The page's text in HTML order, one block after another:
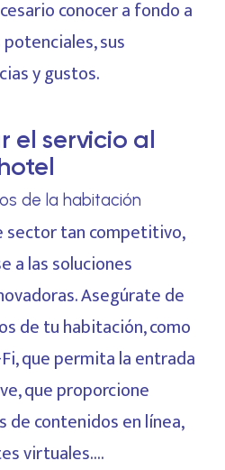
conocer a fondo a
sus
y gustos.
el servicio al
de la habitación
sector tan competitivo,
a las soluciones
Asegúrate de
de tu habitación, como
que permita la entrada
que proporcione
de contenidos en línea,
virtuales….